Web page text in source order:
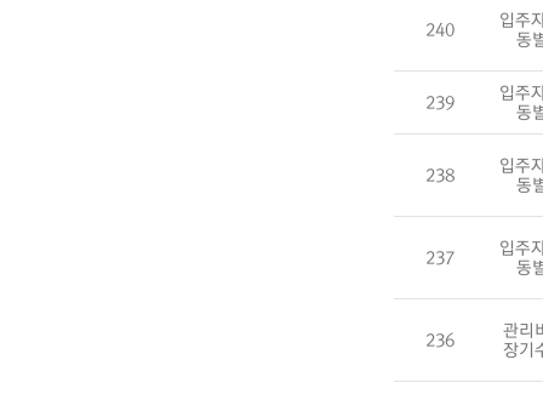
240
입주
동
239
입주
동
238
입주
동
237
입주
동
236
관리
장기